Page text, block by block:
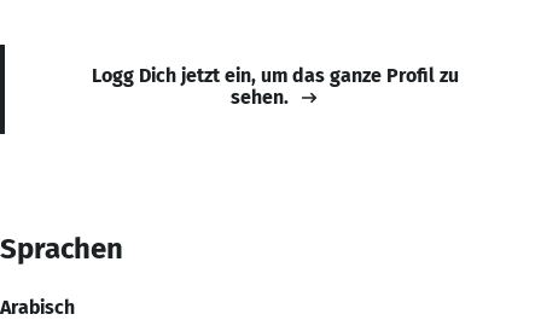
Logg Dich jetzt ein, um das ganze Profil zu
sehen.
Sprachen
Arabisch